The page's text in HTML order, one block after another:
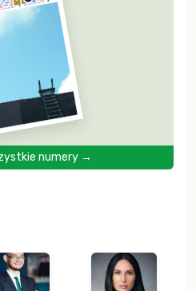
numery →